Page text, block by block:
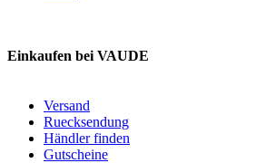
Einkaufen bei VAUDE
Versand
Ruecksendung
Händler finden
Gutscheine